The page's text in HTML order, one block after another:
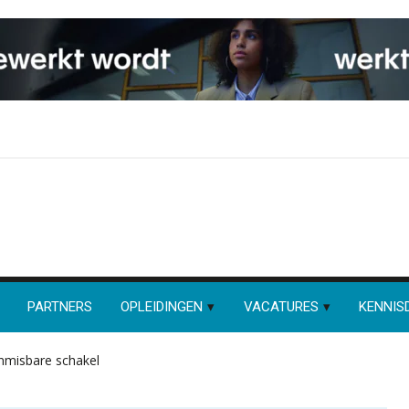
PARTNERS OPLEIDINGEN VACATURES
schakel